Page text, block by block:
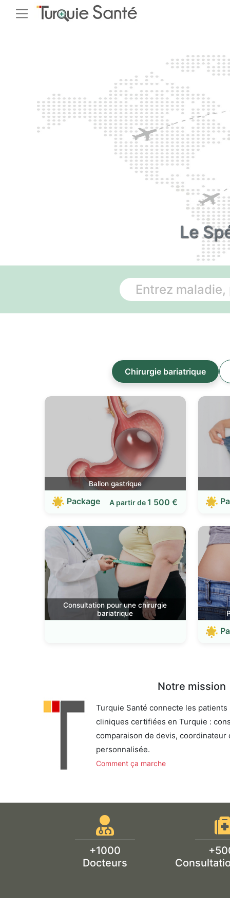
Le
Chirurgie bariatrique
Ballon gastrique
Package A partir de1 500 €
Consultation pour une chirurgie
bariatrique
Notre mission
Turquie Santé connecte les
cliniques certifiées en Turquie :
comparaison de devis, coordinateur
personnalisée.
Comment ça marche
+1000
Docteurs